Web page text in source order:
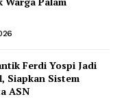
Ferdi Yospi Jadi
Siapkan Sistem
ASN